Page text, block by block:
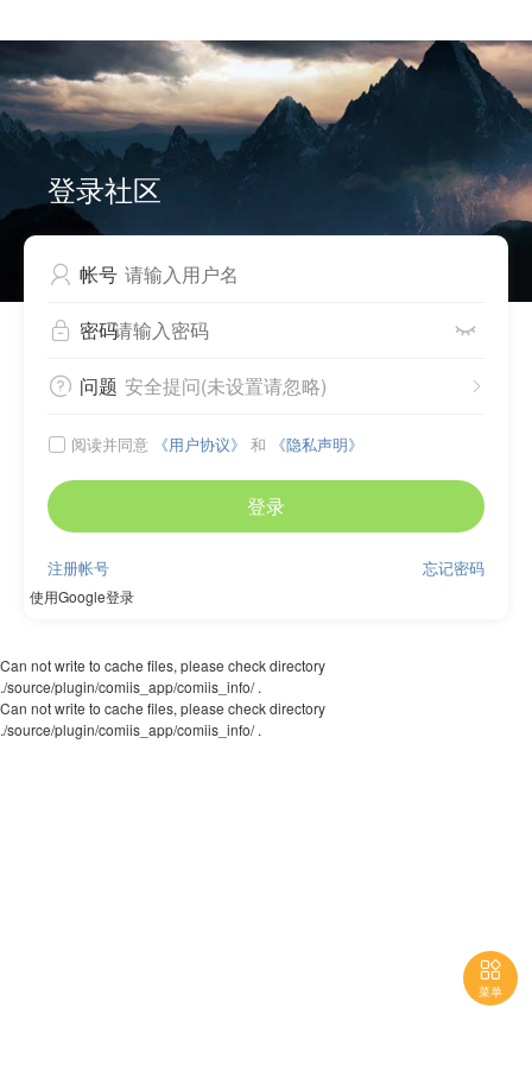
Can not write to cache files, please check directory
./source/plugin/comiis_app/comiis_info/ .
登录社区
 帐号
 密码 
 问题 
安全提问(未设置请忽略)
 阅读并同意 《用户协议》 和 《隐私声明》
登录
忘记密码
注册帐号
使用Google登录
Can not write to cache files, please check directory
./source/plugin/comiis_app/comiis_info/ .

菜单
Can not write to cache files, please check directory
./source/plugin/comiis_app/comiis_info/ .